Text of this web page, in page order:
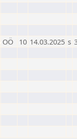
OÖ 10 14.03.2025 s